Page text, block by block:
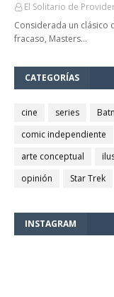
El Solitario de
Considerada un clásico
fracaso, Masters…
CATEGORÍAS
cine series
comic independiente
arte conceptual
opinión
Star Trek
INSTAGRAM